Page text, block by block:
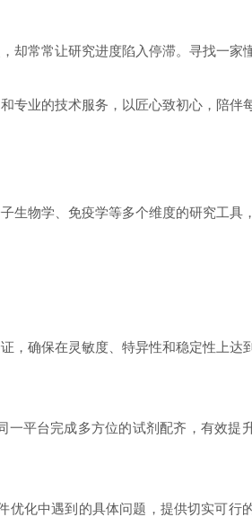
却常常让研究进度陷入停滞。寻找一家
专业的技术服务，以匠心致初心，陪伴
生物学、免疫学等多个维度的研究工具
，确保在灵敏度、特异性和稳定性上达
平台完成多方位的试剂配齐，有效提
化中遇到的具体问题，提供切实可行